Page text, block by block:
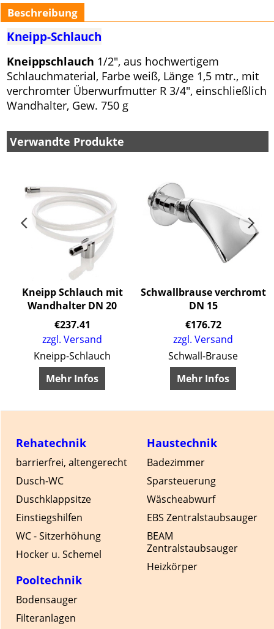
Beschreibung
Kneipp-Schlauch
Kneippschlauch 1/2", aus hochwertigem
Schlauchmaterial, Farbe weiß, Länge 1,5 mtr., mit
verchromter Überwurfmutter R 3/4", einschließlich
Wandhalter, Gew. 750 g
Verwandte Produkte
Kneipp Schlauch mit
Wandhalter DN 20
€237.41
zzgl. Versand
Kneipp-Schlauch
Mehr Infos
Schwallbrause verchromt
DN 15
€176.72
zzgl. Versand
Schwall-Brause
Mehr Infos
Haustechnik
Badezimmer
Sparsteuerung
Wäscheabwurf
EBS Zentralstaubsauger
BEAM
Zentralstaubsauger
Heizkörper
Rehatechnik
barrierfrei, altengerecht
Dusch-WC
Duschklappsitze
Einstiegshilfen
WC - Sitzerhöhung
Hocker u. Schemel
Pooltechnik
Bodensauger
Filteranlagen